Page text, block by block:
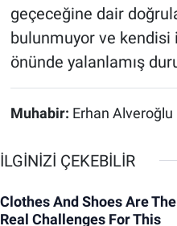
geçeceğine dair
bulunmuyor ve kendisi
önünde yalanlamış
Muhabir: Erhan Alveroğlu